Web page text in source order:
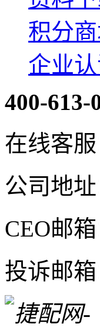
积分
企业
400-613-
在线客
公司地
CEO邮
投诉邮箱